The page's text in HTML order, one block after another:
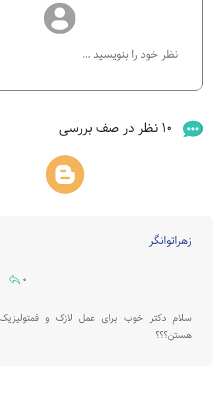
10 نظر در صف بررسی
زهراتوانگر
0
سلام دکتر خوب برای عمل لازک و
هستن؟؟؟